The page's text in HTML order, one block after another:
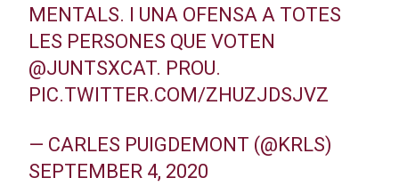
MENTALS. I UNA OFENSA A TOTES
LES PERSONES QUE VOTEN
@JUNTSXCAT. PROU.
PIC.TWITTER.COM/ZHUZJDSJVZ
— CARLES PUIGDEMONT (@KRLS)
SEPTEMBER 4, 2020